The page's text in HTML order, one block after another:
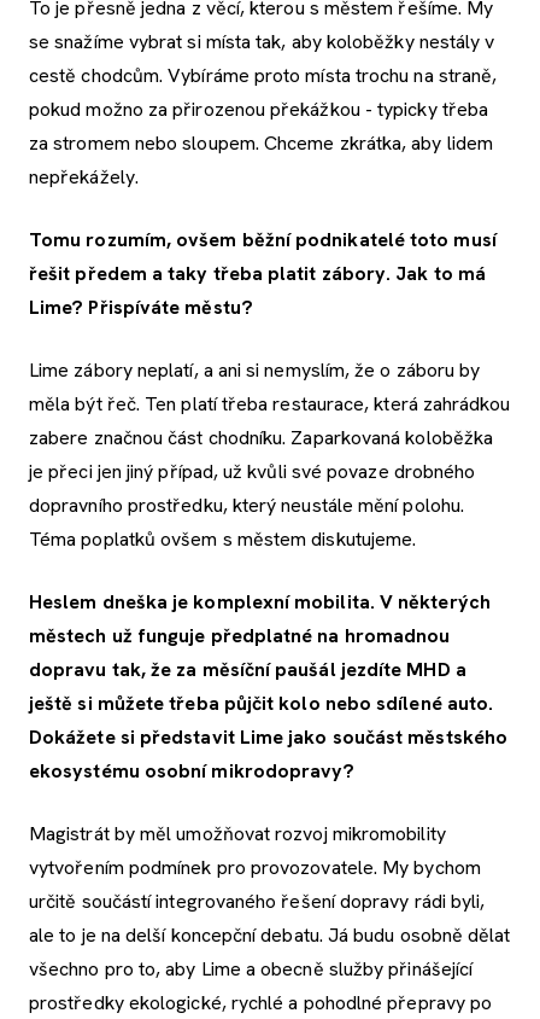
To je přesně jedna z věcí, kterou s městem řešíme. My
se snažíme vybrat si místa tak, aby koloběžky nestály v
cestě chodcům. Vybíráme proto místa trochu na straně,
pokud možno za přirozenou překážkou - typicky třeba
za stromem nebo sloupem. Chceme zkrátka, aby lidem
nepřekážely.
Tomu rozumím, ovšem běžní podnikatelé toto musí
řešit předem a taky třeba platit zábory. Jak to má
Lime? Přispíváte městu?
Lime zábory neplatí, a ani si nemyslím, že o záboru by
měla být řeč. Ten platí třeba restaurace, která zahrádkou
zabere značnou část chodníku. Zaparkovaná koloběžka
je přeci jen jiný případ, už kvůli své povaze drobného
dopravního prostředku, který neustále mění polohu.
Téma poplatků ovšem s městem diskutujeme.
Heslem dneška je komplexní mobilita. V některých
městech už funguje předplatné na hromadnou
dopravu tak, že za měsíční paušál jezdíte MHD a
ještě si můžete třeba půjčit kolo nebo sdílené auto.
Dokážete si představit Lime jako součást městského
ekosystému osobní mikrodopravy?
Magistrát by měl umožňovat rozvoj mikromobility
vytvořením podmínek pro provozovatele. My bychom
určitě součástí integrovaného řešení dopravy rádi byli,
ale to je na delší koncepční debatu. Já budu osobně dělat
všechno pro to, aby Lime a obecně služby přinášející
prostředky ekologické, rychlé a pohodlné přepravy po